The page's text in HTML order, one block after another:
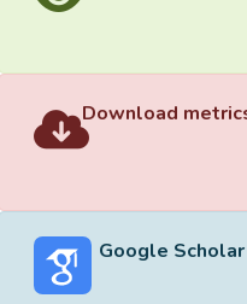
Download
Google Scholar